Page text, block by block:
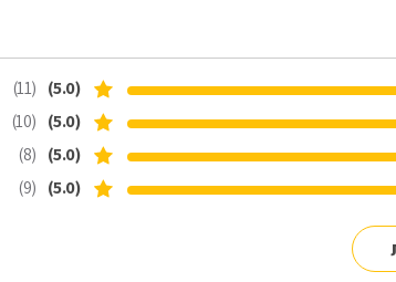
(5.0)
(11)
(5.0)
(10)
(5.0)
(8)
(5.0)
(9)